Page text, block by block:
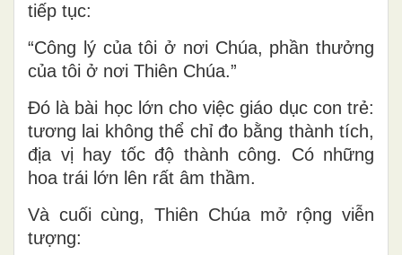
tiếp tục:
“Công lý của tôi ở nơi Chúa, phần thưởng
của tôi ở nơi Thiên Chúa.”
Đó là bài học lớn cho việc giáo dục con trẻ:
tương lai không thể chỉ đo bằng thành tích,
địa vị hay tốc độ thành công. Có những
hoa trái lớn lên rất âm thầm.
Và cuối cùng, Thiên Chúa mở rộng viễn
tượng: